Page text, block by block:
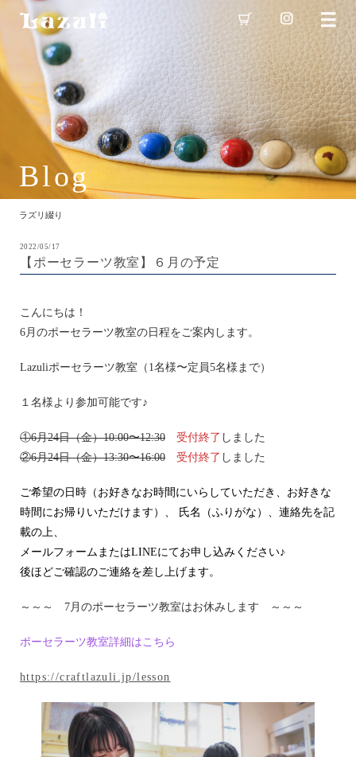
Blog
ラズリ綴り
2022/05/17
【ポーセラーツ教室】６月の予定
こんにちは！
6月のポーセラーツ教室の日程をご案内します。
Lazuliポーセラーツ教室（1名様〜定員5名様まで）
１名様より参加可能です♪
①6月24日（金）10:00〜12:30 受付終了 しました
②6月24日（金）13:30〜16:00
受付終了 しました
ご希望の日時（お好きなお時間にいらしていただき、お好きな
時間にお帰りいただけます）、 氏名（ふりがな）、連絡先を記
載の上、
メールフォームまたはLINEにてお申し込みください♪
後ほどご確認のご連絡を差し上げます。
～～～ 7月のポーセラーツ教室はお休みします ～～～
ポーセラーツ教室詳細はこちら
https://craftlazuli.jp/lesson